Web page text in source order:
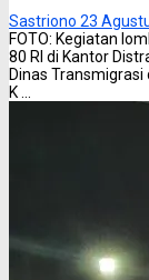
Sastriono 23
FOTO: Kegiatan
80 RI di Kantor
Dinas
K ...